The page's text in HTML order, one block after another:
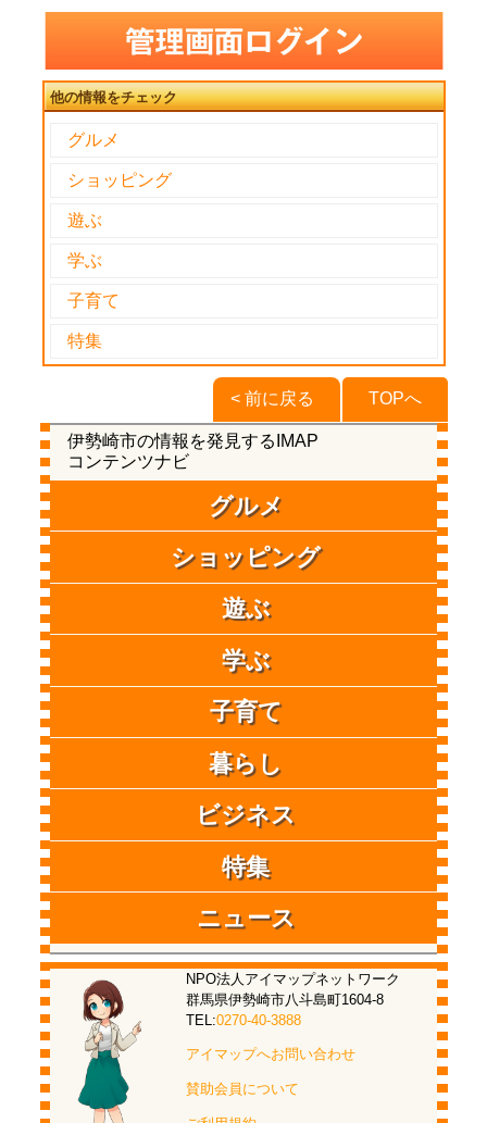
他の情報をチェック
グルメ
ショッピング
遊ぶ
学ぶ
子育て
特集
TOPへ
< 前に戻る
伊勢崎市の情報を発見するIMAP
コンテンツナビ
グルメ
ショッピング
遊ぶ
学ぶ
子育て
暮らし
ビジネス
特集
ニュース
NPO法人アイマップネットワーク
群馬県伊勢崎市八斗島町1604-8
TEL:0270-40-3888
アイマップへお問い合わせ
賛助会員について